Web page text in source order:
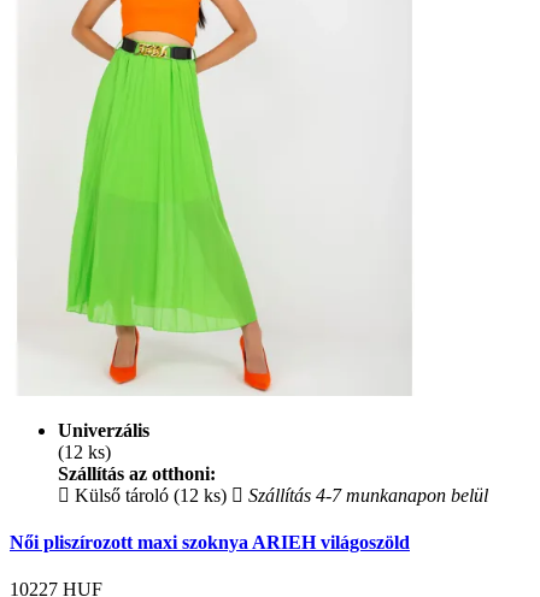
Univerzális
(12 ks)
Szállítás az otthoni:
Külső tároló (12 ks)
Szállítás 4-7 munkanapon belül
Női pliszírozott maxi szoknya ARIEH világoszöld
10227 HUF